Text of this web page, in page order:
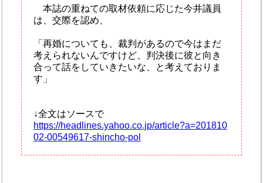
本誌の重ねての取材依頼に応じた今井議員
は、交際を認め、
「再婚についても、裁判があるので今はまだ
考えられないんですけど、判決後に彼と向き
合って話をしていきたいな、と考えておりま
す」
↓全文はソースで
https://headlines.yahoo.co.jp/article?a=201810
02-00549617-shincho-pol